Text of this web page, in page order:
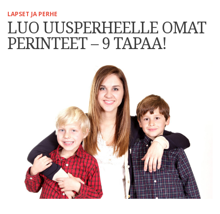
LAPSET JA PERHE
LUO UUSPERHEELLE OMAT
PERINTEET – 9 TAPAA!